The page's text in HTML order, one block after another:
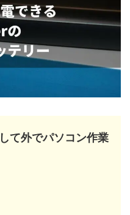
て外でパソコン作業